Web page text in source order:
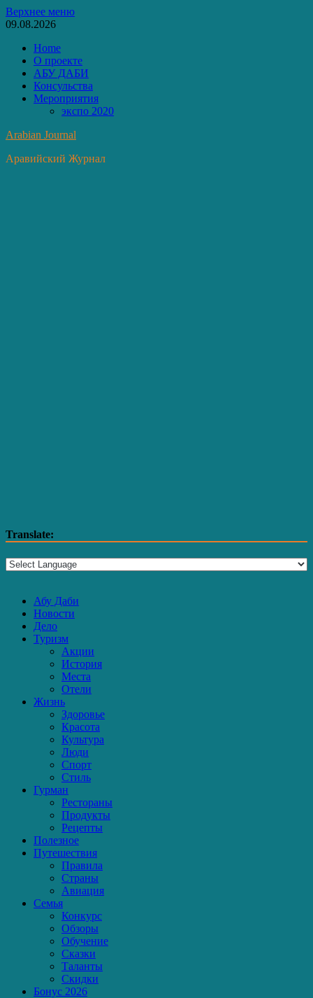
Перейти
к
Верхнее меню
09.08.2026
Home
О проекте
АБУ ДАБИ
Консульства
Мероприятия
экспо 2020
Arabian Journal
Аравийский Журнал
Translate:
Абу Даби
Новости
Дело
Туризм
Акции
История
Места
Отели
Жизнь
Здоровье
Красота
Культура
Люди
Спорт
Стиль
Гурман
Рестораны
Продукты
Рецепты
Полезное
Путешествия
Правила
Страны
Авиация
Семья
Конкурс
Обзоры
Обучение
Сказки
Таланты
Скидки
Бонус 2026